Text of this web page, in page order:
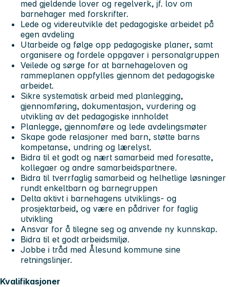
med gjeldende lover og regelverk, jf. lov om
barnehager med forskrifter.
Lede og videreutvikle det pedagogiske arbeidet på
egen avdeling
Utarbeide og følge opp pedagogiske planer, samt
organisere og fordele oppgaver i personalgruppen
Veilede og sørge for at barnehageloven og
rammeplanen oppfylles gjennom det pedagogiske
arbeidet.
Sikre systematisk arbeid med planlegging,
gjennomføring, dokumentasjon, vurdering og
utvikling av det pedagogiske innholdet
Planlegge, gjennomføre og lede avdelingsmøter
Skape gode relasjoner med barn, støtte barns
kompetanse, undring og lærelyst.
Bidra til et godt og nært samarbeid med foresatte,
kollegaer og andre samarbeidspartnere.
Bidra til tverrfaglig samarbeid og helhetlige løsninger
rundt enkeltbarn og barnegruppen
Delta aktivt i barnehagens utviklings- og
prosjektarbeid, og være en pådriver for faglig
utvikling
Ansvar for å tilegne seg og anvende ny kunnskap.
Bidra til et godt arbeidsmiljø.
Jobbe i tråd med Ålesund kommune sine
retningslinjer.
Kvalifikasjoner